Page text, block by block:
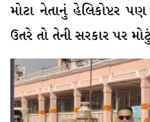
મોટા નેતાનું હેલિકોપ્ટર
ઉતરે તો તેની સરકાર પર